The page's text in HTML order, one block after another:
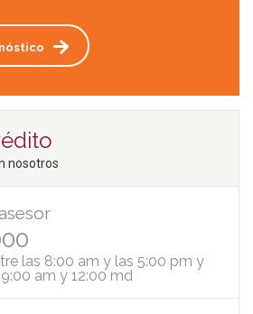
nosotros
las 8:00 am y las 5:00 pm y
am y 12:00 md